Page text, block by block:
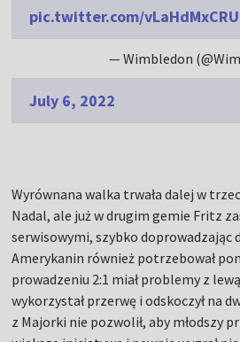
pic.twitter.com/vLaHdMxCRU
— Wimbledon
July 6, 2022
Wyrównana walka trwała dalej w
Nadal, ale już w drugim gemie Fritz
serwisowymi, szybko doprowadzając
Amerykanin również potrzebował
prowadzeniu 2:1 miał problemy z
wykorzystał przerwę i odskoczył na
z Majorki nie pozwolił, aby młodszy